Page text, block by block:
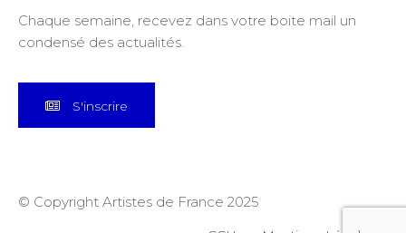
Chaque semaine, recevez dans votre boite mail un
condensé des actualités.
S'inscrire
© Copyright Artistes de France 2025